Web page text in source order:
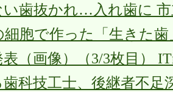
歯抜かれ…入れ歯に
細胞で作った「生きた
（画像）（3/3枚目）
歯科技工士、後継者不